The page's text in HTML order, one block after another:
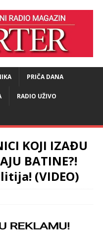
PRIČA DANA
RADIO UŽIVO
KOJI IZAĐU
BATINE?!
(VIDEO)